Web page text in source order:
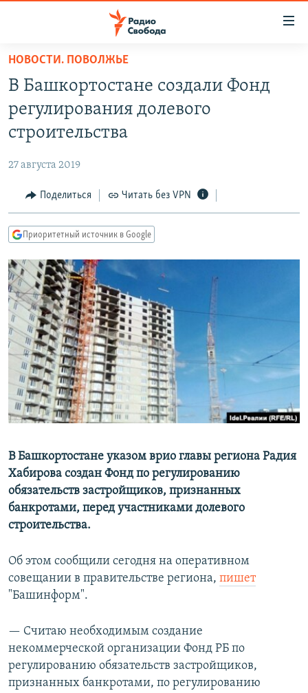
упрощенного
доступа
основному
Вернутся
Вернутся
поиску
АВТОРСКИЕ ПРОЕКТЫ
МНЕНИЯ
КУЛЬТУРА
КАВКАЗ.РЕАЛИИ
СЕВЕР.РЕАЛИИ
СИБИРЬ.РЕАЛИИ
РАСПИСАНИЕ ВЕЩАНИЯ
ПОДПИШИТЕСЬ НА РАССЫЛКУ
СОЦИАЛЬНЫЕ СЕТИ
Все сайты РСЕ/РС
НОВОСТИ. ПОВОЛЖЬЕ
В Башкортостане создали Фонд
регулирования долевого
строительства
27 августа 2019
Поделиться Читать без VPN
Приоритетный источник в Google
В Башкортостане указом врио главы региона Радия
Хабирова создан Фонд по регулированию
обязательств застройщиков, признанных
банкротами, перед участниками долевого
строительства.
Об этом сообщили сегодня на оперативном
совещании в правительстве региона, пишет
"Башинформ".
— Считаю необходимым создание
некоммерческой организации Фонд РБ по
регулированию обязательств застройщиков,
признанных банкротами, по регулированию